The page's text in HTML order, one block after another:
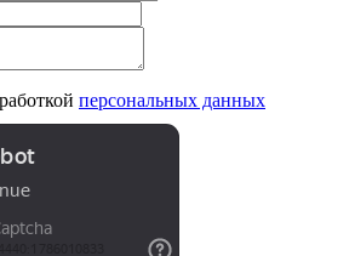
персональных данных